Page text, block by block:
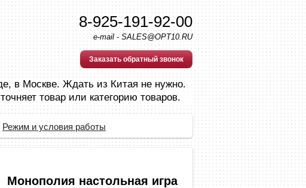
8-925-191-92-00
e-mail - SALES@OPT10.RU
Заказать обратный звонок
в Москве. Ждать из Китая не нужно.
товар или категорию товаров.
Режим и условия работы
Монополия настольная игра